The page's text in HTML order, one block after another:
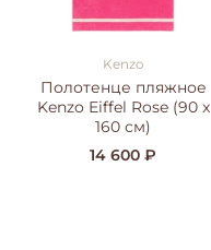
Kenzo
Полотенце пляжное
Kenzo Eiffel Rose (90 x
160 см)
14 600 ₽